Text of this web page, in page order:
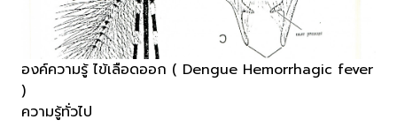
องค์ความรู้ ไข้เลือดออก ( Dengue Hemorrhagic fever
)
ความรู้ทั่วไป